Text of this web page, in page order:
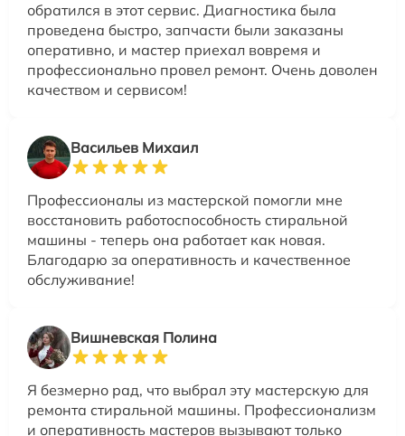
обратился в этот сервис. Диагностика была
проведена быстро, запчасти были заказаны
оперативно, и мастер приехал вовремя и
профессионально провел ремонт. Очень доволен
качеством и сервисом!
Васильев Михаил
Профессионалы из мастерской помогли мне
восстановить работоспособность стиральной
машины - теперь она работает как новая.
Благодарю за оперативность и качественное
обслуживание!
Вишневская Полина
Я безмерно рад, что выбрал эту мастерскую для
ремонта стиральной машины. Профессионализм
и оперативность мастеров вызывают только